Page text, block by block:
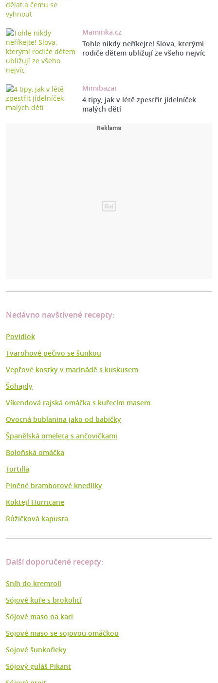
Maminka.cz
Tohle nikdy neříkejte! Slova, kterými
rodiče dětem ubližují ze všeho nejvíc
Mimibazar
4 tipy, jak v létě zpestřit jídelníček
malých dětí
Nedávno navštívené recepty:
Povidlok
Tvarohové pečivo se šunkou
Vepřové kostky v marinádě s kuskusem
Šohajdy
Víkendová rajská omáčka s kuřecím masem
Ovocná bublanina jako od babičky
Španělská omeleta s ančovičkami
Boloňská omáčka
Tortilla
Plněné bramborové knedlíky
Koktejl Hurricane
Růžičková kapusta
Další doporučené recepty:
Sníh do kremrolí
Sójové kuře s brokolicí
Sójové maso na kari
Sojové maso se sojovou omáčkou
Sojové šunkofleky
Sójový guláš Pikant